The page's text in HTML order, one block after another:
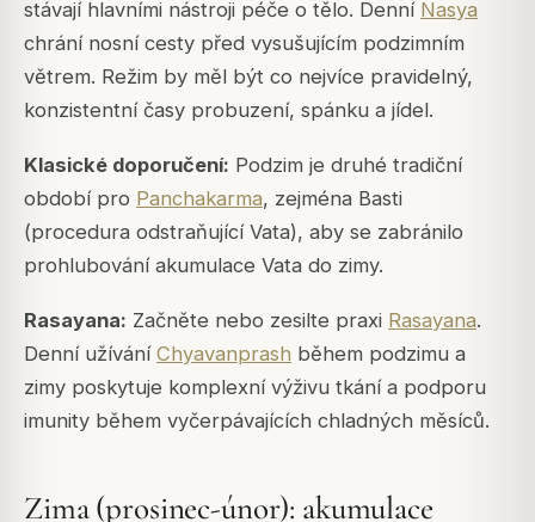
stávají hlavními nástroji péče o tělo. Denní Nasya
chrání nosní cesty před vysušujícím podzimním
větrem. Režim by měl být co nejvíce pravidelný,
konzistentní časy probuzení, spánku a jídel.
Klasické doporučení: Podzim je druhé tradiční
období pro Panchakarma, zejména Basti
(procedura odstraňující Vata), aby se zabránilo
prohlubování akumulace Vata do zimy.
Rasayana: Začněte nebo zesilte praxi Rasayana.
Denní užívání Chyavanprash během podzimu a
zimy poskytuje komplexní výživu tkání a podporu
imunity během vyčerpávajících chladných měsíců.
Zima (prosinec-únor): akumulace